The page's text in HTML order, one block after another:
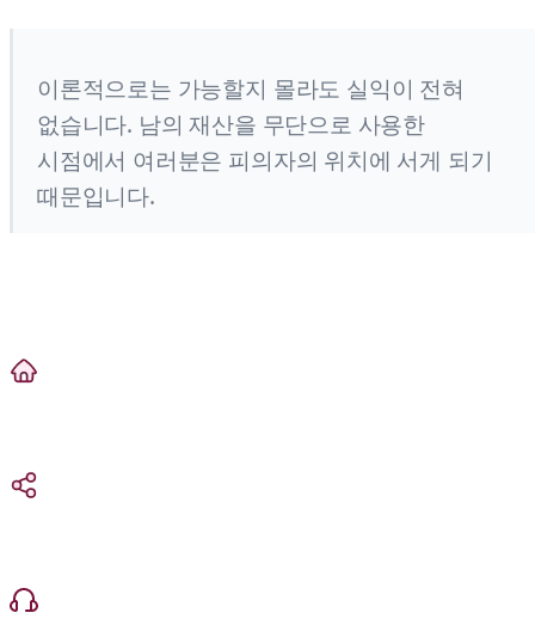
이론적으로는 가능할지 몰라도 실익이 전혀
없습니다. 남의 재산을 무단으로 사용한
시점에서 여러분은 피의자의 위치에 서게 되기
때문입니다.